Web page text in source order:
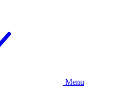
Menu